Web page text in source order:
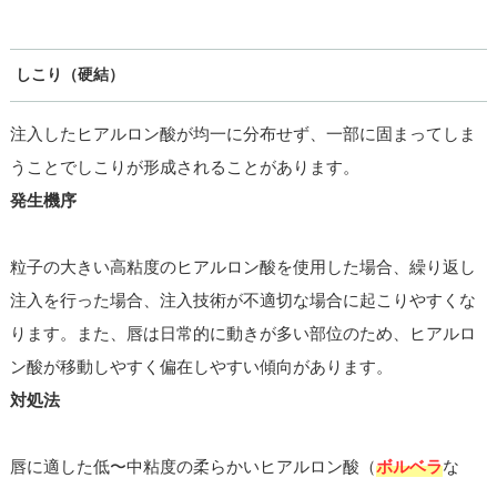
しこり（硬結）
注入したヒアルロン酸が均一に分布せず、一部に固まってしま
うことでしこりが形成されることがあります。
発生機序
粒子の大きい高粘度のヒアルロン酸を使用した場合、繰り返し
注入を行った場合、注入技術が不適切な場合に起こりやすくな
ります。また、唇は日常的に動きが多い部位のため、ヒアルロ
ン酸が移動しやすく偏在しやすい傾向があります。
対処法
唇に適した低〜中粘度の柔らかいヒアルロン酸（ボルベラな